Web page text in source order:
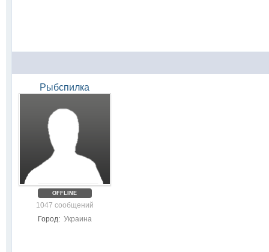
Рыбспилка
OFFLINE
1047 сообщений
Город: Украина